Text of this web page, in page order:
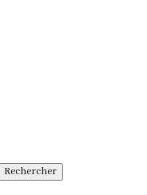
Rechercher